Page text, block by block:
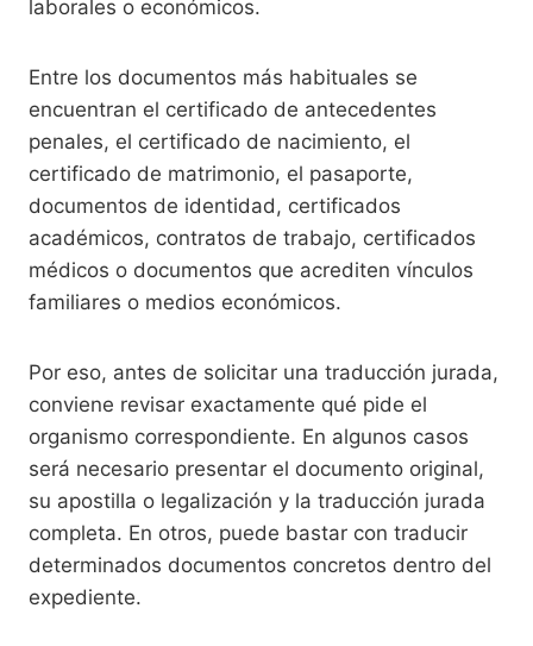
laborales o económicos.
Entre los documentos más habituales se
encuentran el certificado de antecedentes
penales, el certificado de nacimiento, el
certificado de matrimonio, el pasaporte,
documentos de identidad, certificados
académicos, contratos de trabajo, certificados
médicos o documentos que acrediten vínculos
familiares o medios económicos.
Por eso, antes de solicitar una traducción jurada,
conviene revisar exactamente qué pide el
organismo correspondiente. En algunos casos
será necesario presentar el documento original,
su apostilla o legalización y la traducción jurada
completa. En otros, puede bastar con traducir
determinados documentos concretos dentro del
expediente.